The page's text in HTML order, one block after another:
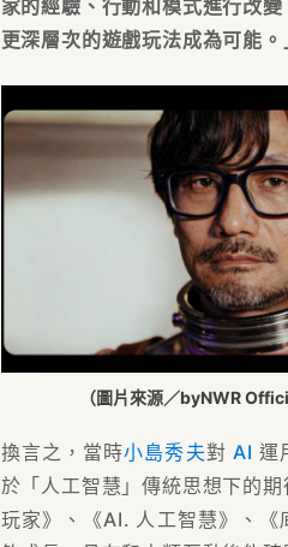
家的經驗、行動和模式進行改
更深層次的遊戲玩法成為可能。
（圖片來源／byNWR
換言之，當時小島秀夫對 AI 運
於「人工智慧」傳統思想下的
玩家》、《AI. 人工智慧》、《